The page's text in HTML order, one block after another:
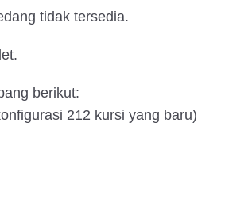
tidak tersedia.
berikut:
212 kursi yang baru)